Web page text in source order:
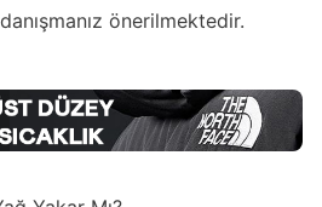
önerilmektedir.